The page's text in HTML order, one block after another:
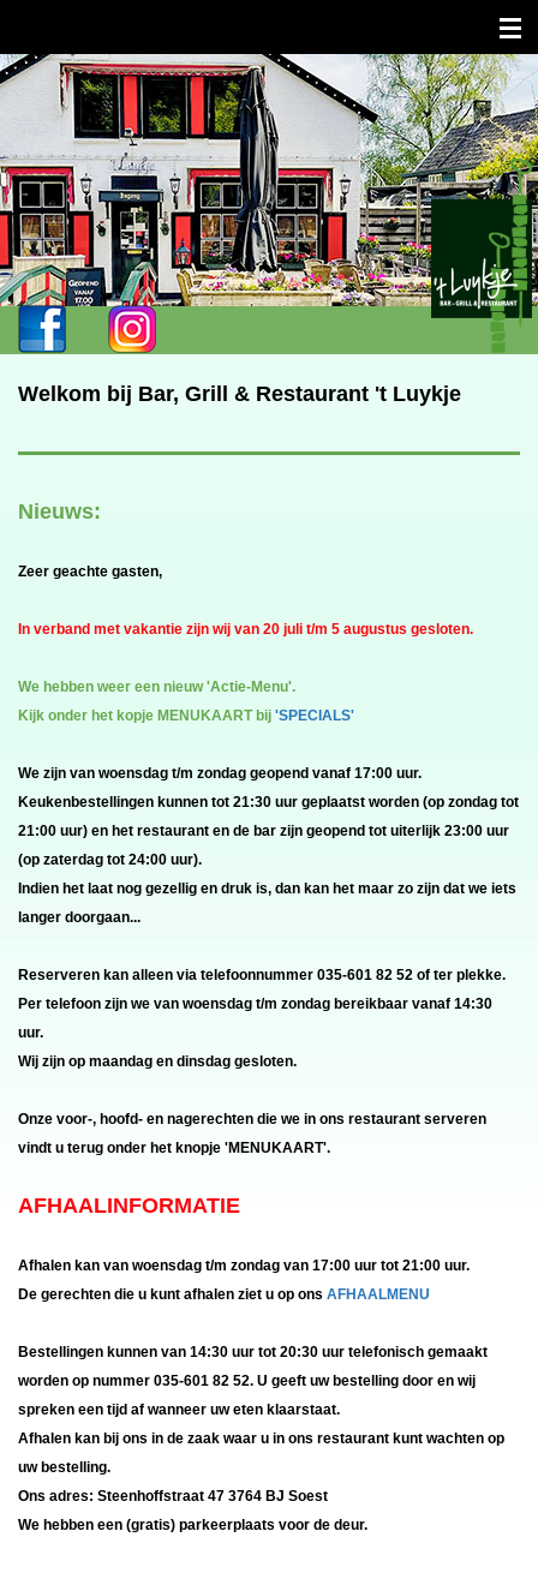
HOME
MENUKAART
AFHAALMENU
RESERVEREN
CONTACT + ROUTE
Welkom bij Bar, Grill & Restaurant 't Luykje
Nieuws:
Zeer geachte gasten,
In verband met vakantie zijn wij van 20 juli t/m 5 augustus gesloten.
We hebben weer een nieuw 'Actie-Menu'.
Kijk onder het kopje MENUKAART bij 'SPECIALS'
We zijn van woensdag t/m zondag geopend vanaf 17:00 uur.
Keukenbestellingen kunnen tot 21:30 uur geplaatst worden (op zondag tot
21:00 uur) en het restaurant en de bar zijn geopend tot uiterlijk 23:00 uur
(op zaterdag tot 24:00 uur).
Indien het laat nog gezellig en druk is, dan kan het maar zo zijn dat we iets
langer doorgaan...
Reserveren kan alleen via telefoonnummer 035-601 82 52 of ter plekke.
Per telefoon zijn we van woensdag t/m zondag bereikbaar vanaf 14:30
uur.
Wij zijn op maandag en dinsdag gesloten.
Onze voor-, hoofd- en nagerechten die we in ons restaurant serveren
vindt u terug onder het knopje 'MENUKAART'.
AFHAALINFORMATIE
Afhalen kan van woensdag t/m zondag van 17:00 uur tot 21:00 uur.
De gerechten die u kunt afhalen ziet u op ons AFHAALMENU
Bestellingen kunnen van 14:30 uur tot 20:30 uur telefonisch gemaakt
worden op nummer 035-601 82 52. U geeft uw bestelling door en wij
spreken een tijd af wanneer uw eten klaarstaat.
Afhalen kan bij ons in de zaak waar u in ons restaurant kunt wachten op
uw bestelling.
Ons adres: Steenhoffstraat 47 3764 BJ Soest
We hebben een (gratis) parkeerplaats voor de deur.